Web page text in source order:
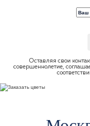
Оставляя свои
совершеннолетие,